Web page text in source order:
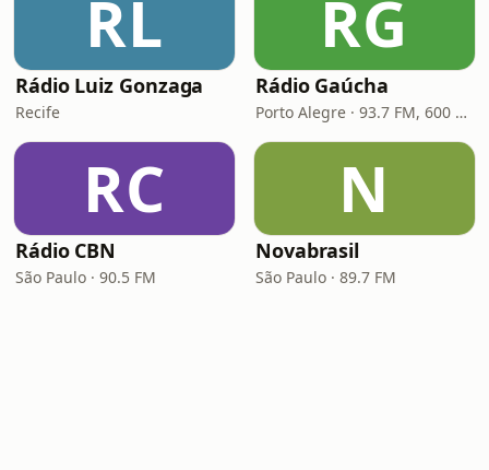
RL
Rádio Luiz Gonzaga
Recife
RG
Rádio Gaúcha
Porto Alegre · 93.7 FM, 600 AM
RC
Rádio CBN
São Paulo · 90.5 FM
N
Novabrasil
São Paulo · 89.7 FM